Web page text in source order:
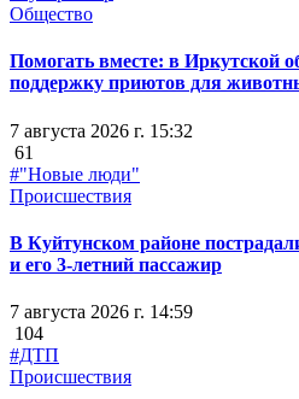
Общество
Помогать вместе: в Иркутской
поддержку приютов для
7 августа 2026 г. 15:32
61
#"Новые люди"
Происшествия
В Куйтунском районе
и его 3-летний пассажир
7 августа 2026 г. 14:59
104
#ДТП
Происшествия